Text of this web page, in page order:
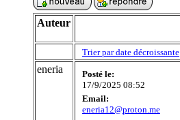
Auteur
Trier par date décroissante
eneria
Posté le:
17/9/2025 08:52
Email:
eneria12@proton.me